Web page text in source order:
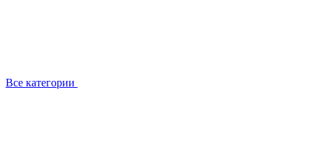
Все категории